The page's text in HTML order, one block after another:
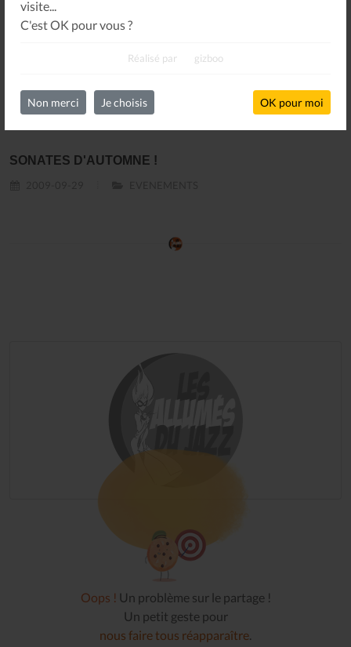
visite...
C'est OK pour vous ?
Réalisé par gizboo
Non merci Je choisis OK pour moi
nous faire tous réapparaître
SONATES D'AUTOMNE !
Oops ! Un problème sur le partage !
Un petit geste pour
nous faire tous réapparaître.